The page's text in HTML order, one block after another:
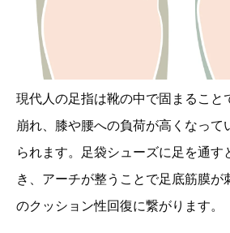
現代人の足指は靴の中で固まること
崩れ、膝や腰への負荷が高くなって
られます。足袋シューズに足を通す
き、アーチが整うことで足底筋膜が
のクッション性回復に繋がります。